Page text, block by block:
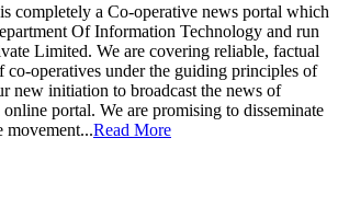
completely a Co-operative news portal which
Of Information Technology and run
Limited. We are covering reliable, factual
co-operatives under the guiding principles of
new initiation to broadcast the news of
portal. We are promising to disseminate
movement...Read More